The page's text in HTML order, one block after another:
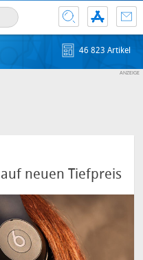
46 823 Artikel
neuen Tiefpreis